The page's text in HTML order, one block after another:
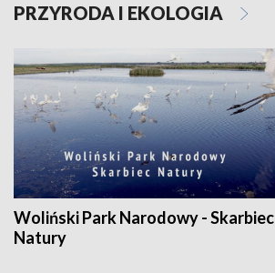
PRZYRODA I EKOLOGIA
Woliński Park Narodowy - Skarbiec
Natury